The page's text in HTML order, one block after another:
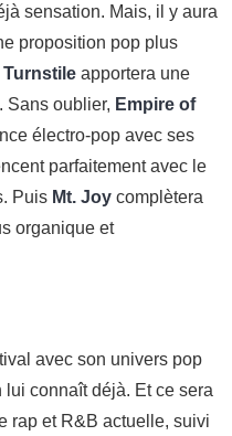
sensation. Mais, il y aura
proposition pop plus
Turnstile apportera une
Sans oublier, Empire of
électro-pop avec ses
parfaitement avec le
Puis Mt. Joy complètera
organique et
avec son univers pop
lui connaît déjà. Et ce sera
rap et R&B actuelle, suivi